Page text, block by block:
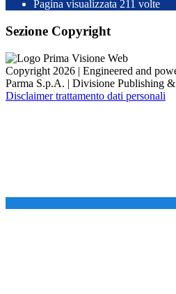
Pagina visualizzata 211 volte
Sezione Copyright
Copyright 2026 | Engineered and
Parma S.p.A. | Divisione Publishing
Disclaimer trattamento dati personali